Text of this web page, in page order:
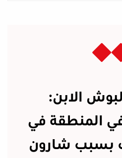
الابن:
المنطقة في
شارون